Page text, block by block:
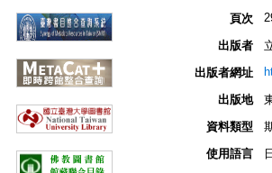
頁次
出版者
出版者網址
出版地
資料類型
使用語言